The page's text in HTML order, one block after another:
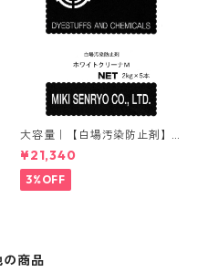
大容量｜【白場汚染防止剤】
｜2kg×5本｜ホワイトクリー
ナＭ
¥21,340
3%OFF
の商品